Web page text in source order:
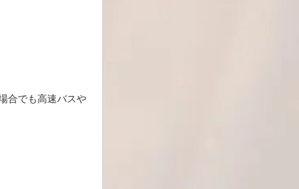
合でも高速バスや